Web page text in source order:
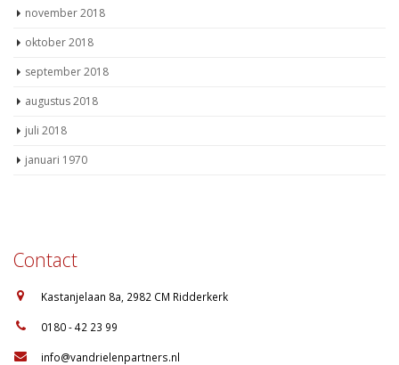
november 2018
oktober 2018
september 2018
augustus 2018
juli 2018
januari 1970
Contact
Kastanjelaan 8a, 2982 CM Ridderkerk
0180 - 42 23 99
info@vandrielenpartners.nl